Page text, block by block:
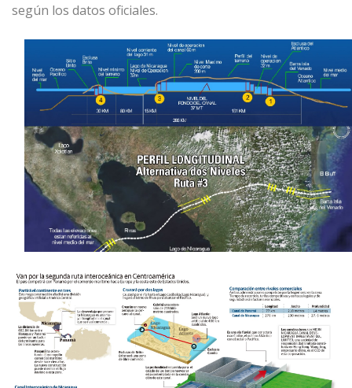
según los datos oficiales.